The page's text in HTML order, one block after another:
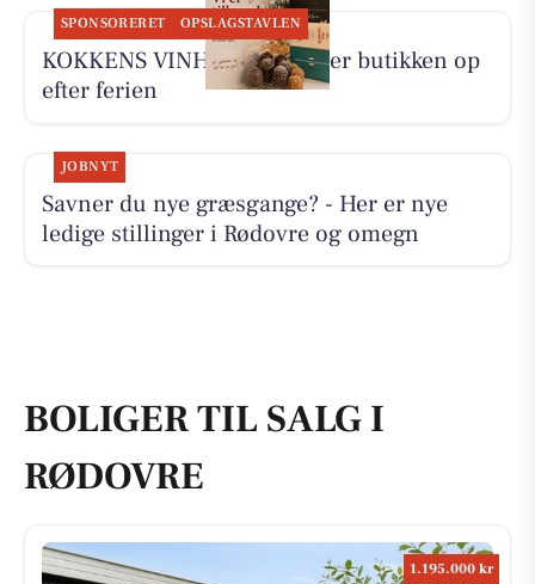
SPONSORERET OPSLAGSTAVLEN
KOKKENS VINHUS ApS fylder butikken op
efter ferien
JOBNYT
Savner du nye græsgange? - Her er nye
ledige stillinger i Rødovre og omegn
BOLIGER TIL SALG I
RØDOVRE
1.195.000 kr